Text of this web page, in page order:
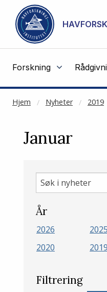
Gå til hovedinnhold
Forskning
Hjem Nyheter 2019
NOT CACHED
Januar
Søk
i
nyheter
År
2026 2025
2020
2019
Filtrering